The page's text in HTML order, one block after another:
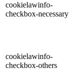
cookielawinfo-
checkbox-necessary
cookielawinfo-
checkbox-others